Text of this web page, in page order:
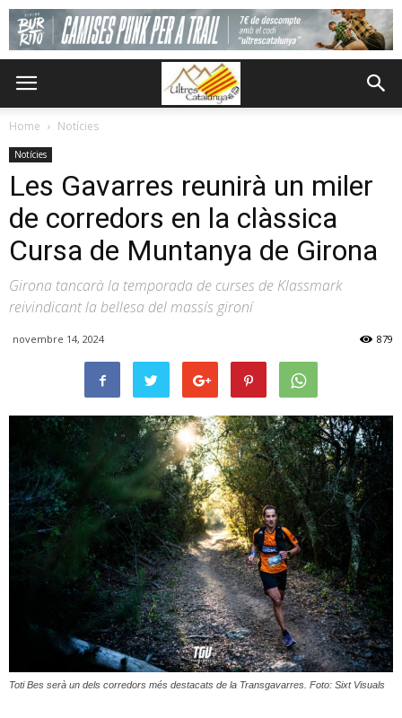
Home Notícies
Notícies
Les Gavarres reunirà un miler
de corredors en la clàssica
Cursa de Muntanya de Girona
Girona tancarà la temporada de curses de Klassmark
reivindicant la bellesa del massís gironí
novembre 14, 2024 879
Toti Bes serà un dels corredors més destacats de la Transgavarres. Foto: Sixt Visuals